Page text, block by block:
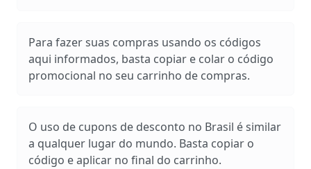
Para fazer suas compras usando os códigos
aqui informados, basta copiar e colar o código
promocional no seu carrinho de compras.
O uso de cupons de desconto no Brasil é similar
a qualquer lugar do mundo. Basta copiar o
código e aplicar no final do carrinho.